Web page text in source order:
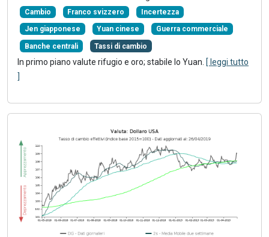
Cambio Franco svizzero Incertezza
Jen giapponese Yuan cinese Guerra commerciale
Banche centrali Tassi di cambio
In primo piano valute rifugio e oro; stabile lo Yuan. [ leggi tutto
]